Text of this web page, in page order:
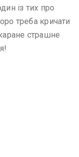
із тих про
треба кричати
страшне